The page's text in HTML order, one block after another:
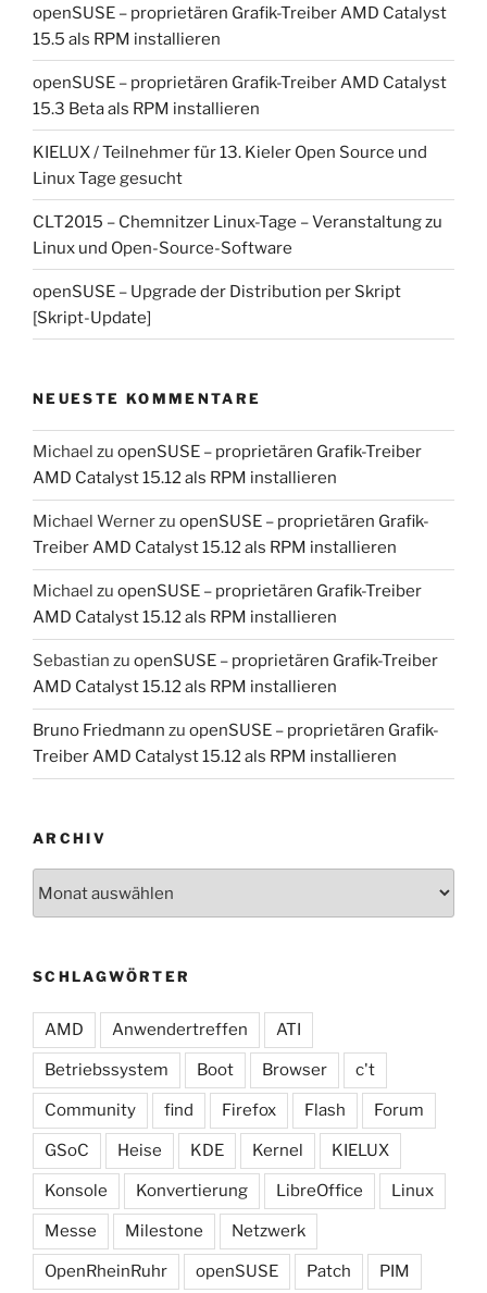
openSUSE – proprietären Grafik-Treiber AMD Catalyst
15.5 als RPM installieren
openSUSE – proprietären Grafik-Treiber AMD Catalyst
15.3 Beta als RPM installieren
KIELUX / Teilnehmer für 13. Kieler Open Source und
Linux Tage gesucht
CLT2015 – Chemnitzer Linux-Tage – Veranstaltung zu
Linux und Open-Source-Software
openSUSE – Upgrade der Distribution per Skript
[Skript-Update]
NEUESTE KOMMENTARE
Michael zu openSUSE – proprietären Grafik-Treiber
AMD Catalyst 15.12 als RPM installieren
Michael Wernerzu openSUSE – proprietären Grafik-
Treiber AMD Catalyst 15.12 als RPM installieren
Michael zu openSUSE – proprietären Grafik-Treiber
AMD Catalyst 15.12 als RPM installieren
Sebastian zu openSUSE – proprietären Grafik-Treiber
AMD Catalyst 15.12 als RPM installieren
Bruno Friedmann zu openSUSE – proprietären Grafik-
Treiber AMD Catalyst 15.12 als RPM installieren
ARCHIV
SCHLAGWÖRTER
AMD Anwendertreffen ATI
Betriebssystem Boot Browser c't
Community find Firefox Flash Forum
GSoC Heise KDE Kernel KIELUX
Konsole Konvertierung LibreOffice Linux
Messe Milestone Netzwerk
OpenRheinRuhr openSUSE Patch PIM